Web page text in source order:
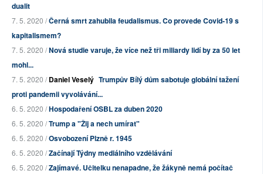
dualit
7. 5. 2020 /Černá smrt zahubila feudalismus. Co provede Covid-19 s
kapitalismem?
7. 5. 2020 /Nová studie varuje, že více než tři miliardy lidí by za 50 let
mohl...
7. 5. 2020 /Daniel Veselý Trumpův Bílý dům sabotuje globální tažení
proti pandemii vyvolávání...
6. 5. 2020 /Hospodaření OSBL za duben 2020
6. 5. 2020 /Trump a "Žij a nech umírat"
6. 5. 2020 /Osvobození Plzně r. 1945
6. 5. 2020 /Začínají Týdny mediálního vzdělávání
6. 5. 2020 /Zajímavé. Učitelku nenapadne, že žákyně nemá počítač